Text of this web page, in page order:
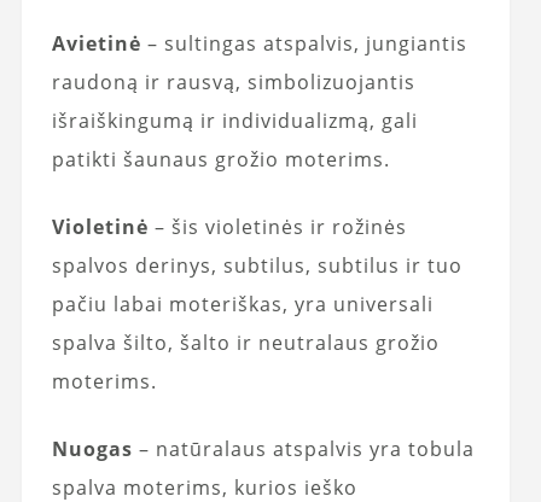
Avietinė – sultingas atspalvis, jungiantis
raudoną ir rausvą, simbolizuojantis
išraiškingumą ir individualizmą, gali
patikti šaunaus grožio moterims.
Violetinė – šis violetinės ir rožinės
spalvos derinys, subtilus, subtilus ir tuo
pačiu labai moteriškas, yra universali
spalva šilto, šalto ir neutralaus grožio
moterims.
Nuogas – natūralaus atspalvis yra tobula
spalva moterims, kurios ieško